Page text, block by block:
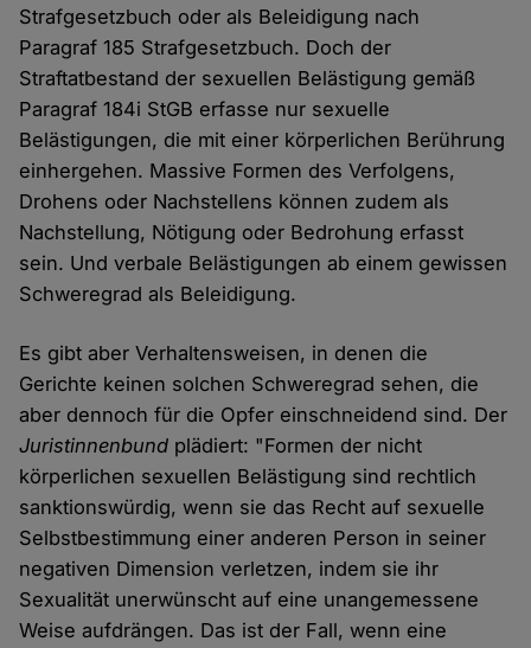
Strafgesetzbuch oder als Beleidigung nach
Paragraf 185 Strafgesetzbuch. Doch der
Straftatbestand der sexuellen Belästigung gemäß
Paragraf 184i StGB erfasse nur sexuelle
Belästigungen, die mit einer körperlichen Berührung
einhergehen. Massive Formen des Verfolgens,
Drohens oder Nachstellens können zudem als
Nachstellung, Nötigung oder Bedrohung erfasst
sein. Und verbale Belästigungen ab einem gewissen
Schweregrad als Beleidigung.
Es gibt aber Verhaltensweisen, in denen die
Gerichte keinen solchen Schweregrad sehen, die
aber dennoch für die Opfer einschneidend sind. Der
Juristinnenbund plädiert: "Formen der nicht
körperlichen sexuellen Belästigung sind rechtlich
sanktionswürdig, wenn sie das Recht auf sexuelle
Selbstbestimmung einer anderen Person in seiner
negativen Dimension verletzen, indem sie ihr
Sexualität unerwünscht auf eine unangemessene
Weise aufdrängen. Das ist der Fall, wenn eine